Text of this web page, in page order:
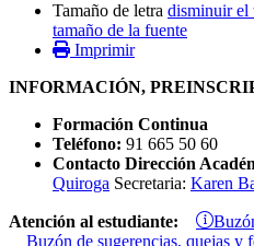
Tamaño de letra disminuir el
tamaño de la fuente
Imprimir
INFORMACIÓN,
Formación Continua
Teléfono: 91 665 50 60
Contacto Dirección
Quiroga Secretaria: Karen
Atención al estudiante:
Buzón de sugerencias, quejas y